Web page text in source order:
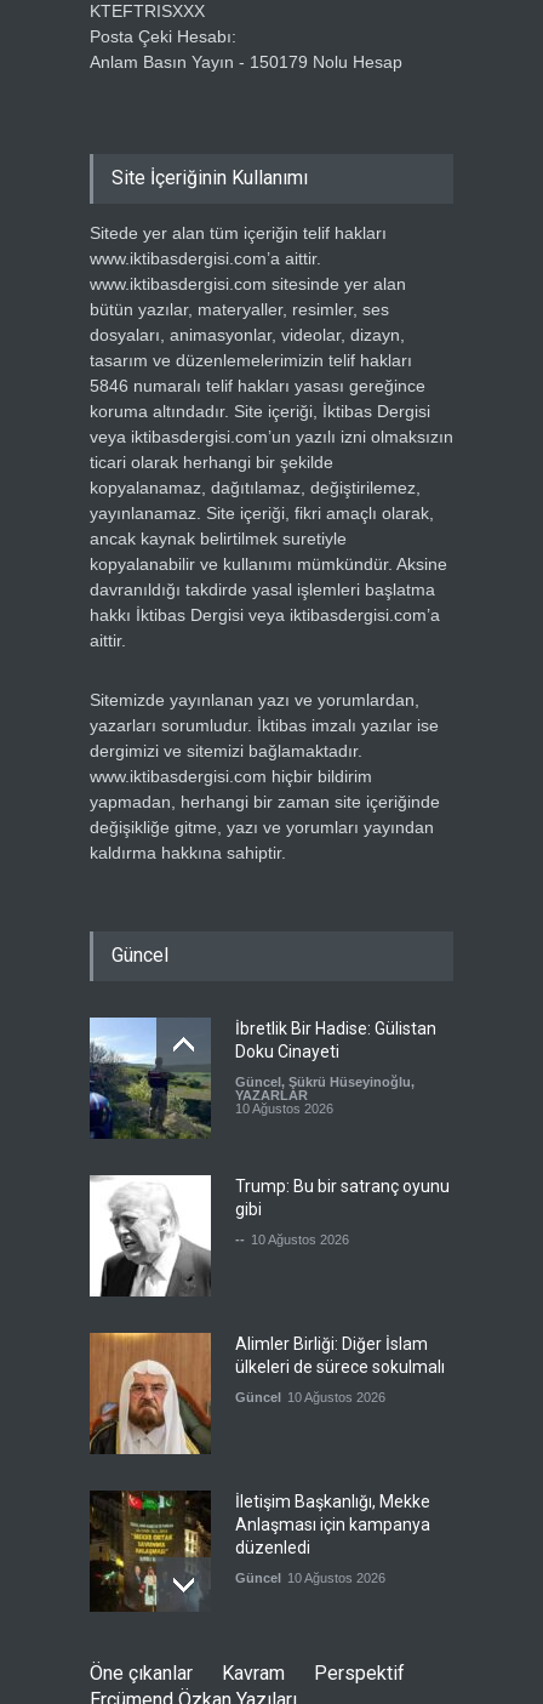
KTEFTRISXXX
Posta Çeki Hesabı:
Anlam Basın Yayın - 150179 Nolu Hesap
Site İçeriğinin Kullanımı
Sitede yer alan tüm içeriğin telif hakları
www.iktibasdergisi.com’a aittir.
www.iktibasdergisi.com sitesinde yer alan
bütün yazılar, materyaller, resimler, ses
dosyaları, animasyonlar, videolar, dizayn,
tasarım ve düzenlemelerimizin telif hakları
5846 numaralı telif hakları yasası gereğince
koruma altındadır. Site içeriği, İktibas Dergisi
veya iktibasdergisi.com’un yazılı izni olmaksızın
ticari olarak herhangi bir şekilde
kopyalanamaz, dağıtılamaz, değiştirilemez,
yayınlanamaz. Site içeriği, fikri amaçlı olarak,
ancak kaynak belirtilmek suretiyle
kopyalanabilir ve kullanımı mümkündür. Aksine
davranıldığı takdirde yasal işlemleri başlatma
hakkı İktibas Dergisi veya iktibasdergisi.com’a
aittir.
Sitemizde yayınlanan yazı ve yorumlardan,
yazarları sorumludur. İktibas imzalı yazılar ise
dergimizi ve sitemizi bağlamaktadır.
www.iktibasdergisi.com hiçbir bildirim
yapmadan, herhangi bir zaman site içeriğinde
değişikliğe gitme, yazı ve yorumları yayından
kaldırma hakkına sahiptir.
Güncel
İbretlik Bir Hadise: Gülistan
Doku Cinayeti
Güncel , Şükrü Hüseyinoğlu,
YAZARLAR
10 Ağustos 2026
Trump: Bu bir satranç oyunu
gibi
-- 10 Ağustos 2026
Alimler Birliği: Diğer İslam
ülkeleri de sürece sokulmalı
Güncel 10 Ağustos 2026
İletişim Başkanlığı, Mekke
Anlaşması için kampanya
düzenledi
Güncel 10 Ağustos 2026
Yemen'de devrik hükümet,
İHA'larla mücadele ediyor
Öne çıkanlar Kavram
Perspektif